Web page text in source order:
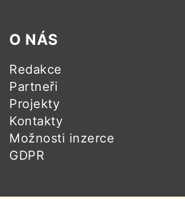
O NÁS
Redakce
Partneři
Projekty
Kontakty
Možnosti inzerce
GDPR